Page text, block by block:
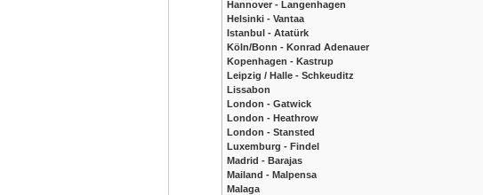
Hannover - Langenhagen
Helsinki - Vantaa
Istanbul - Atatürk
Köln/Bonn - Konrad Adenauer
Kopenhagen - Kastrup
Leipzig / Halle - Schkeuditz
Lissabon
London - Gatwick
London - Heathrow
London - Stansted
Luxemburg - Findel
Madrid - Barajas
Mailand - Malpensa
Malaga